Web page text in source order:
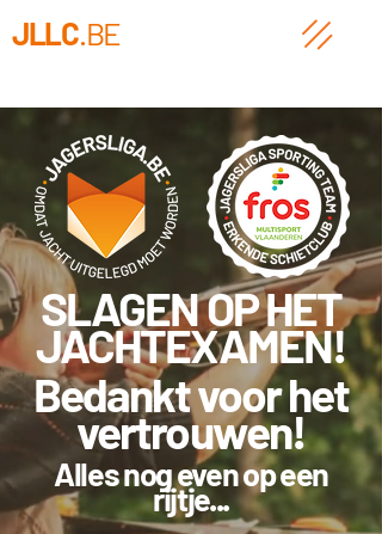
JLLC.BE
SLAGEN OP HET
JACHTEXAMEN!
Bedankt voor het
vertrouwen!
Alles nog even op een
rijtje...